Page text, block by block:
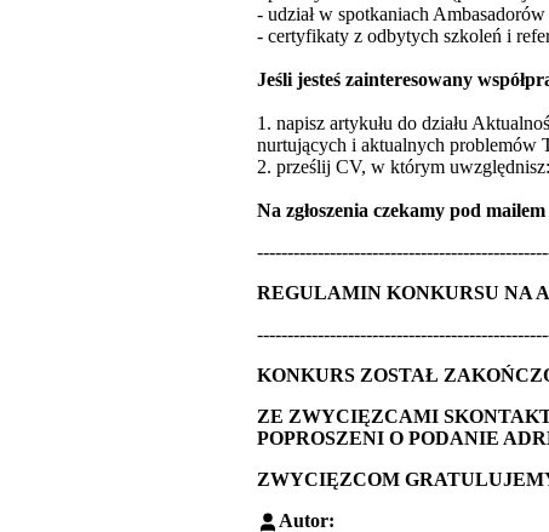
- udział w spotkaniach
- certyfikaty z odbytych szkoleń i
Jeśli jesteś zainteresowany
1. napisz artykułu do działu
nurtujących i aktualnych problemów
2. prześlij CV, w którym
Na zgłoszenia czekamy pod mailem
REGULAMIN KONKURSU NA
KONKURS ZOSTAŁ
ZE ZWYCIĘZCAMI
POPROSZENI O PODANIE
ZWYCIĘZCOM
Autor: